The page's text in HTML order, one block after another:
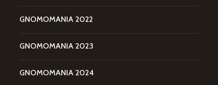
GNOMOMANIA 2022
GNOMOMANIA 2023
GNOMOMANIA 2024